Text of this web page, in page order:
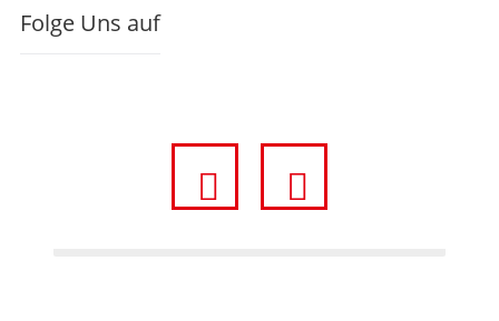
Folge Uns auf
fa fa